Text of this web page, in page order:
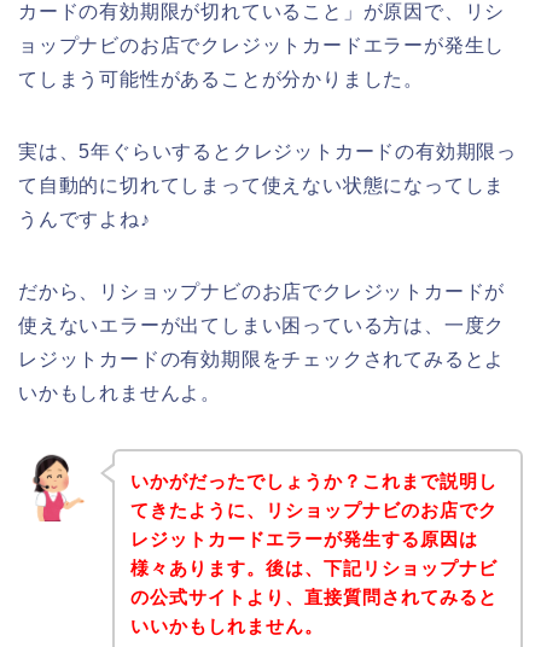
カードの有効期限が切れていること」が原因で、リシ
ョップナビのお店でクレジットカードエラーが発生し
てしまう可能性があることが分かりました。
実は、5年ぐらいするとクレジットカードの有効期限っ
て自動的に切れてしまって使えない状態になってしま
うんですよね♪
だから、リショップナビのお店でクレジットカードが
使えないエラーが出てしまい困っている方は、一度ク
レジットカードの有効期限をチェックされてみるとよ
いかもしれませんよ。
いかがだったでしょうか？これまで説明し
てきたように、リショップナビのお店でク
レジットカードエラーが発生する原因は
様々あります。後は、下記リショップナビ
の公式サイトより、直接質問されてみると
いいかもしれません。